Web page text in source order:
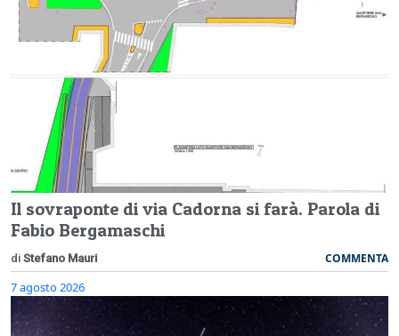
Il sovraponte di via Cadorna si farà. Parola di
Fabio Bergamaschi
di Stefano Mauri COMMENTA
7 agosto 2026